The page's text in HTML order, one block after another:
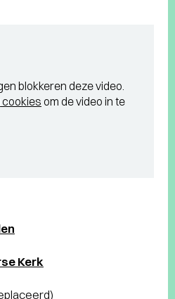
blokkeren deze video.
om de video in te
Kerk